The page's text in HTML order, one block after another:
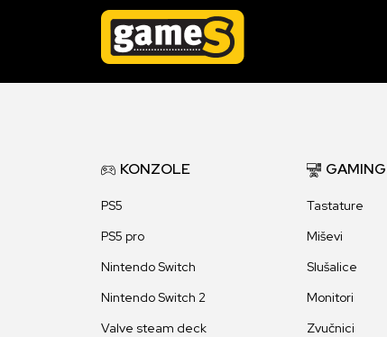
KONZOLE
PS5
PS5 pro
Nintendo Switch
Nintendo Switch 2
Valve steam deck
Tastature
Miševi
Slušalice
Monitori
Zvučnici